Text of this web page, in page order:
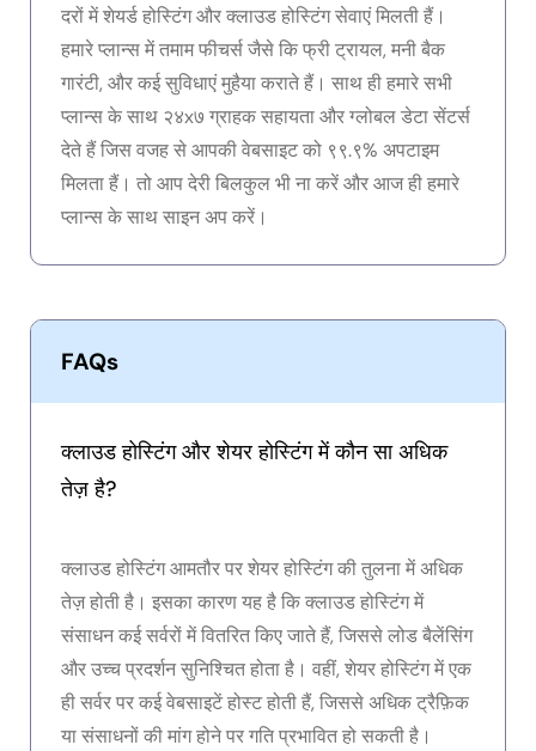
दरों में शेयर्ड होस्टिंग और क्लाउड होस्टिंग सेवाएं मिलती हैं।
हमारे प्लान्स में तमाम फीचर्स जैसे कि फ्री ट्रायल, मनी बैक
गारंटी, और कई सुविधाएं मुहैया कराते हैं। साथ ही हमारे सभी
प्लान्स के साथ २४x७ ग्राहक सहायता और ग्लोबल डेटा सेंटर्स
देते हैं जिस वजह से आपकी वेबसाइट को ९९.९% अपटाइम
मिलता हैं। तो आप देरी बिलकुल भी ना करें और आज ही हमारे
प्लान्स के साथ साइन अप करें।
FAQs
क्लाउड होस्टिंग और शेयर होस्टिंग में कौन सा अधिक
तेज़ है?
क्लाउड होस्टिंग आमतौर पर शेयर होस्टिंग की तुलना में अधिक
तेज़ होती है। इसका कारण यह है कि क्लाउड होस्टिंग में
संसाधन कई सर्वरों में वितरित किए जाते हैं, जिससे लोड बैलेंसिंग
और उच्च प्रदर्शन सुनिश्चित होता है। वहीं, शेयर होस्टिंग में एक
ही सर्वर पर कई वेबसाइटें होस्ट होती हैं, जिससे अधिक ट्रैफ़िक
या संसाधनों की मांग होने पर गति प्रभावित हो सकती है।